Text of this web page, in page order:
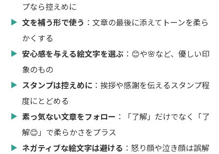
プなら控えめに
文を補う形で使う ：文章の最後に添えてトーンを柔ら
かくする
安心感を与える絵文字を選ぶ ：😊や🌸など、優しい印
象のもの
スタンプは控えめに ：挨拶や感謝を伝えるスタンプ程
度にとどめる
素っ気ない文章をフォロー ：「了解」だけでなく「了
解😊」で柔らかさをプラス
ネガティブな絵文字は避ける ：怒り顔や泣き顔は誤解